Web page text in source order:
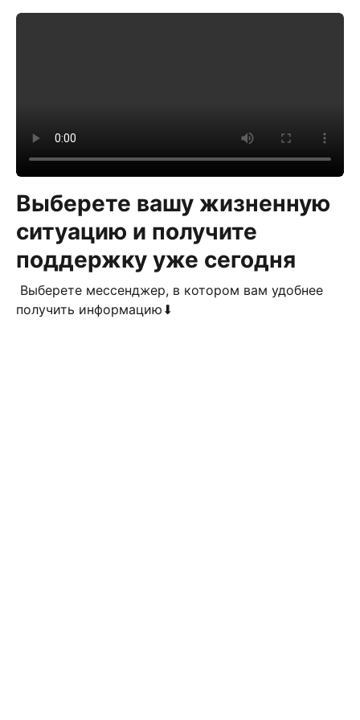
Выберете вашу жизненную
ситуацию и получите
поддержку уже сегодня
Выберете мессенджер, в котором вам удобнее
получить информацию⬇